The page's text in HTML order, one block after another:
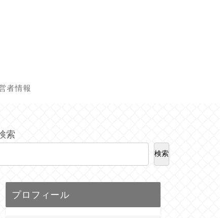
者情報
索
検索
プロフィール